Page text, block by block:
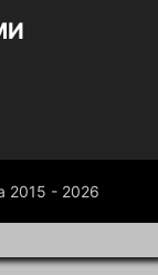
2015 - 2026